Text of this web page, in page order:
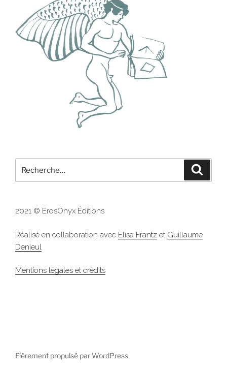
pour
2021 © ErosOnyx Éditions
Réalisé en collaboration avec Elisa Frantz et Guillaume
Denieul
Mentions légales et crédits
Fièrement propulsé par WordPress